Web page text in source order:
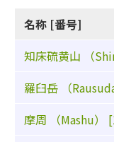
名称 [番号]
知床硫黄山 （
羅臼岳 （
摩周 （Mashu）